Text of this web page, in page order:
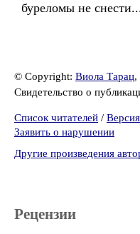
буреломы не
© Copyright: Виола Тарац,
Свидетельство о
Список читателей /
Заявить о нарушении
Другие произведения
Рецензии